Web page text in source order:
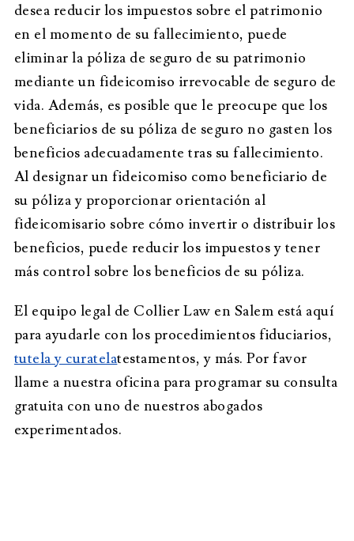
desea reducir los impuestos sobre el patrimonio
en el momento de su fallecimiento, puede
eliminar la póliza de seguro de su patrimonio
mediante un fideicomiso irrevocable de seguro de
vida. Además, es posible que le preocupe que los
beneficiarios de su póliza de seguro no gasten los
beneficios adecuadamente tras su fallecimiento.
Al designar un fideicomiso como beneficiario de
su póliza y proporcionar orientación al
fideicomisario sobre cómo invertir o distribuir los
beneficios, puede reducir los impuestos y tener
más control sobre los beneficios de su póliza.
El equipo legal de Collier Law en Salem está aquí
para ayudarle con los procedimientos fiduciarios,
tutela y curatelatestamentos, y más. Por favor
llame a nuestra oficina para programar su consulta
gratuita con uno de nuestros abogados
experimentados.